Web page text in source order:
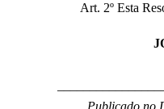
Art. 2º Esta